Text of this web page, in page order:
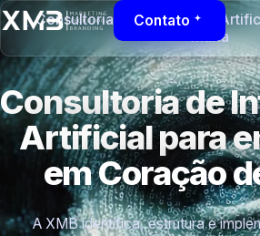
Contato
Consultoria de Inteligência
Maria
Consultoria de
Artificial para
em Coração
A XMB identifica, estrutura e